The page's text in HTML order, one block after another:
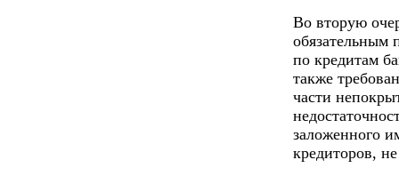
Во вторую
обязательным
по кредитам
также
части
заложенного
кредиторов,